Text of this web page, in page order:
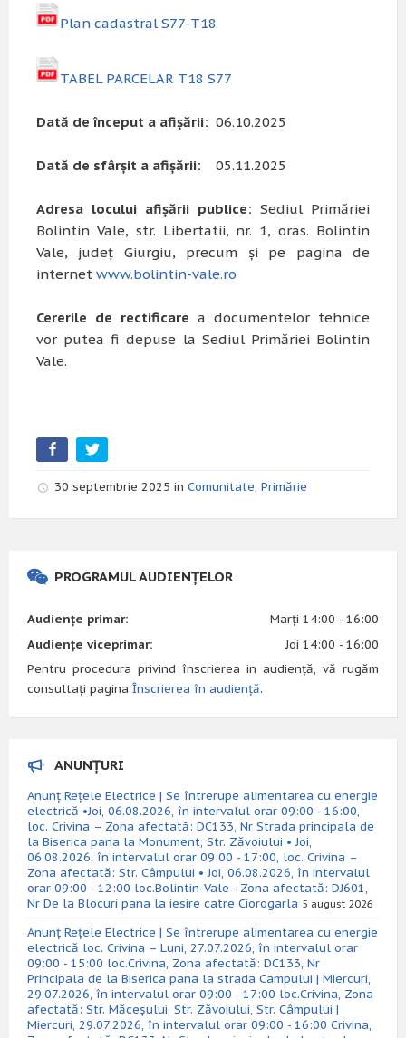
Plan cadastral S77-T18
TABEL PARCELAR T18 S77
Dată de început a afișării: 06.10.2025
Dată de sfârșit a afișării: 05.11.2025
Adresa locului afișării publice: Sediul Primăriei
Bolintin Vale, str. Libertatii, nr. 1, oras. Bolintin
Vale, județ Giurgiu, precum și pe pagina de
internet www.bolintin-vale.ro
Cererile de rectificare a documentelor tehnice
vor putea fi depuse la Sediul Primăriei Bolintin
Vale.
30 septembrie 2025 in Comunitate, Primărie
PROGRAMUL AUDIENȚELOR
Audiențe primar:
Marți 14:00 - 16:00
Audiențe viceprimar:
Joi 14:00 - 16:00
Pentru procedura privind înscrierea in audiență, vă rugăm
consultați pagina Înscrierea în audiență.
ANUNȚURI
Anunț Rețele Electrice | Se întrerupe alimentarea cu energie
electrică •Joi, 06.08.2026, în intervalul orar 09:00 - 16:00,
loc. Crivina – Zona afectată: DC133, Nr Strada principala de
la Biserica pana la Monument, Str. Zăvoiului • Joi,
06.08.2026, în intervalul orar 09:00 - 17:00, loc. Crivina –
Zona afectată: Str. Câmpului • Joi, 06.08.2026, în intervalul
orar 09:00 - 12:00 loc.Bolintin-Vale - Zona afectată: DJ601,
Nr De la Blocuri pana la iesire catre Ciorogarla 5 august 2026
Anunț Rețele Electrice | Se întrerupe alimentarea cu energie
electrică loc. Crivina – Luni, 27.07.2026, în intervalul orar
09:00 - 15:00 loc.Crivina, Zona afectată: DC133, Nr
Principala de la Biserica pana la strada Campului | Miercuri,
29.07.2026, în intervalul orar 09:00 - 17:00 loc.Crivina, Zona
afectată: Str. Măceșului, Str. Zăvoiului, Str. Câmpului |
Miercuri, 29.07.2026, în intervalul orar 09:00 - 16:00 Crivina,